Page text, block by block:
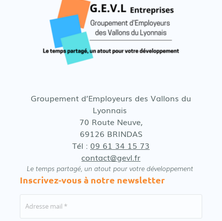
Groupement d’Employeurs des Vallons du
Lyonnais
70 Route Neuve,
69126 BRINDAS
Tél : 09 61 34 15 73
contact@gevl.fr
Le temps partagé, un atout pour votre développement
Inscrivez-vous à notre newsletter